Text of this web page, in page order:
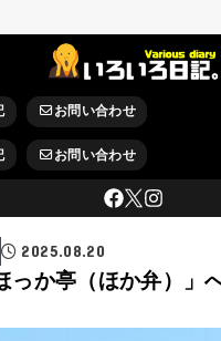
お問い合わせ
お問い合わせ
2025.08.20
っか亭（ほか弁）」